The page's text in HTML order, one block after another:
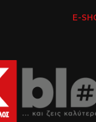
E-